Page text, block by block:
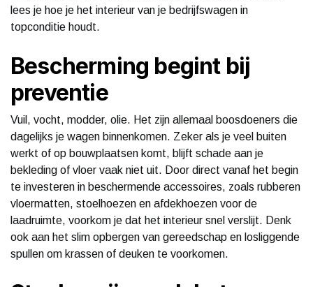
lees je hoe je het interieur van je bedrijfswagen in
topconditie houdt.
Bescherming begint bij
preventie
Vuil, vocht, modder, olie. Het zijn allemaal boosdoeners die
dagelijks je wagen binnenkomen. Zeker als je veel buiten
werkt of op bouwplaatsen komt, blijft schade aan je
bekleding of vloer vaak niet uit. Door direct vanaf het begin
te investeren in beschermende accessoires, zoals rubberen
vloermatten, stoelhoezen en afdekhoezen voor de
laadruimte, voorkom je dat het interieur snel verslijt. Denk
ook aan het slim opbergen van gereedschap en losliggende
spullen om krassen of deuken te voorkomen.